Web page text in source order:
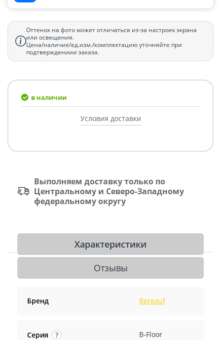
Оттенок на фото может отличаться из-за настроек экрана
или освещения.
Цена/наличие/ед.изм./комплектацию уточняйте при
подтверждениии заказа.
в наличии
Условия доставки
Выполняем доставку только по
Центральному и Северо-Западному
федеральному округу
Характеристики
Отзывы
Бренд Bergauf
Серия ? B-Floor